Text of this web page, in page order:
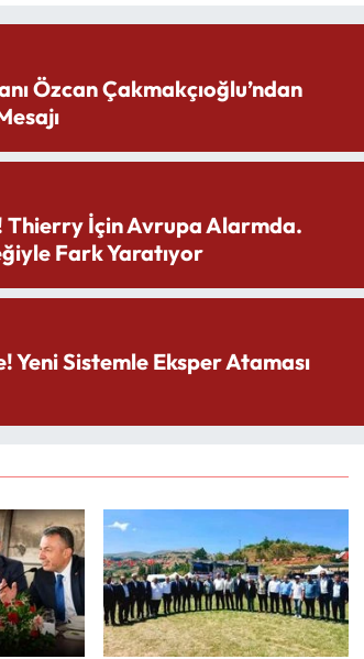
Özcan Çakmakçıoğlu’ndan
Thierry İçin Avrupa Alarmda.
Fark Yaratıyor
Sistemle Eksper Ataması